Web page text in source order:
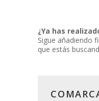
¿Ya has
Sigue añadiendo
que estás